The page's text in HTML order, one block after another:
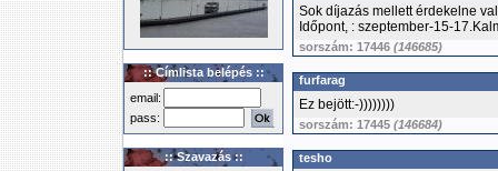
:: Címlista belépés ::
email:
pass:
:: Szavazás ::
Sok díjazás mellett érdekelne
Időpont, : szeptember-15-
sorszám: 17446 (146685)
furfarag
Ez bejött:-))))))))
sorszám: 17445 (146684)
tesho